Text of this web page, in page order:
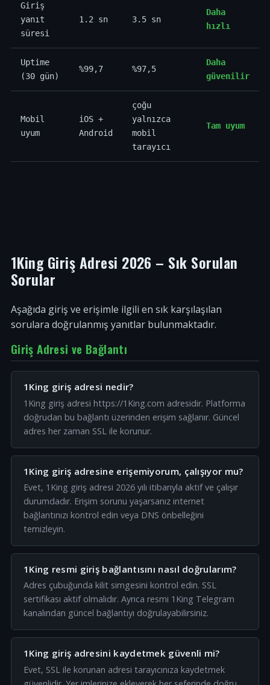
Giriş
yanıt
süresi
1.2 sn 3.5 sn
Daha
hızlı
Uptime
(30 gün)
%99,7 %97,5
Daha
güvenilir
Mobil
uyum
iOS +
Android
çoğu
yalnızca
mobil
tarayıcı
Tam uyum
1King Giriş Adresi 2026 – Sık Sorulan
Sorular
Aşağıda giriş ve erişimle ilgili en sık karşılaşılan
sorulara doğrulanmış yanıtlar bulunmaktadır.
Giriş Adresi ve Bağlantı
1King giriş adresi nedir?
1King giriş adresi https://1King.com adresidir. Platforma
doğrudan bu bağlantı üzerinden erişim sağlanır. Güncel
adres her zaman SSL ile korunur.
1King giriş adresine erişemiyorum, çalışıyor mu?
Evet, 1King giriş adresi 2026 yılı itibarıyla aktif ve çalışır
durumdadır. Erişim sorunu yaşarsanız internet
bağlantınızı kontrol edin veya DNS önbelleğini
temizleyin.
1King resmi giriş bağlantısını nasıl doğrularım?
Adres çubuğunda kilit simgesini kontrol edin. SSL
sertifikası aktif olmalıdır. Ayrıca resmi 1King Telegram
kanalından güncel bağlantıyı doğrulayabilirsiniz.
1King giriş adresini kaydetmek güvenli mi?
Evet, SSL ile korunan adresi tarayıcınıza kaydetmek